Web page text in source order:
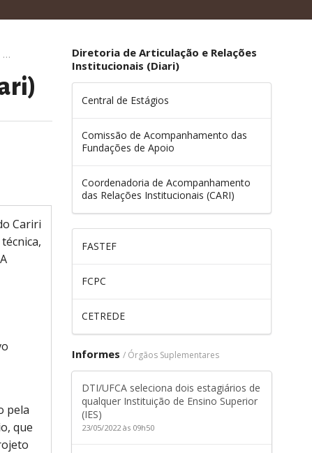
Diretoria de Articulação e Relações Institucionais (Diari)
Cariri
pela
que
Diretoria de Articulação e Relações
Institucionais (Diari)
Central de Estágios
Comissão de Acompanhamento das
Fundações de Apoio
Coordenadoria de Acompanhamento
das Relações Institucionais (CARI)
FASTEF
FCPC
CETREDE
Informes / Órgãos Suplementares
DTI/UFCA seleciona dois estagiários de
qualquer Instituição de Ensino Superior
(IES)
23/05/2022 às 09h50